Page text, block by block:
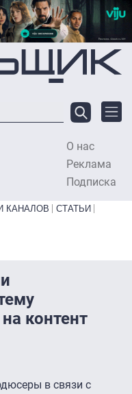
О нас
Реклама
Подписка
КАНАЛОВ
СТАТЬИ
контент
в связи с